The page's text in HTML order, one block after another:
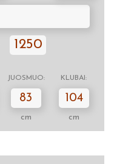
1250
JUOSMUO: KLUBAI:
83
cm
104
cm